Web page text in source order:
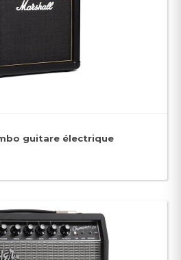
guitare électrique